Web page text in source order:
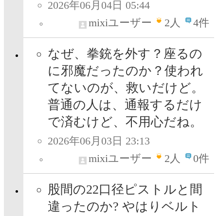
2026年06月04日 05:44
mixiユーザー
2人 4件
なぜ、拳銃を外す？座るの
に邪魔だったのか？使われ
てないのが、救いだけど。
普通の人は、通報するだけ
で済むけど、不用心だね。
2026年06月03日 23:13
mixiユーザー
2人 0件
股間の22口径ピストルと間
違ったのか? やはりベルト